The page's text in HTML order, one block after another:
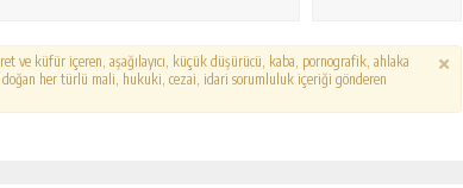
ve küfür içeren, aşağılayıcı, küçük düşürücü, kaba, pornografik, ahlaka
her türlü mali, hukuki, cezai, idari sorumluluk içeriği gönderen